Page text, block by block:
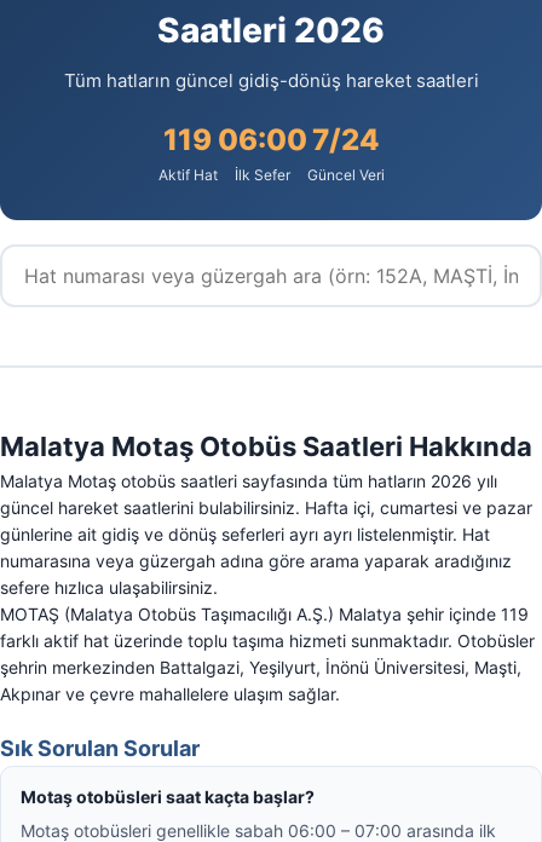
Saatleri 2026
Tüm hatların güncel gidiş-dönüş hareket saatleri
119
Aktif Hat
06:00
İlk Sefer
7/24
Güncel Veri
Malatya Motaş Otobüs Saatleri Hakkında
Malatya Motaş otobüs saatleri sayfasında tüm hatların 2026 yılı
güncel hareket saatlerini bulabilirsiniz. Hafta içi, cumartesi ve pazar
günlerine ait gidiş ve dönüş seferleri ayrı ayrı listelenmiştir. Hat
numarasına veya güzergah adına göre arama yaparak aradığınız
sefere hızlıca ulaşabilirsiniz.
MOTAŞ (Malatya Otobüs Taşımacılığı A.Ş.) Malatya şehir içinde 119
farklı aktif hat üzerinde toplu taşıma hizmeti sunmaktadır. Otobüsler
şehrin merkezinden Battalgazi, Yeşilyurt, İnönü Üniversitesi, Maşti,
Akpınar ve çevre mahallelere ulaşım sağlar.
Sık Sorulan Sorular
Motaş otobüsleri saat kaçta başlar?
Motaş otobüsleri genellikle sabah 06:00 – 07:00 arasında ilk